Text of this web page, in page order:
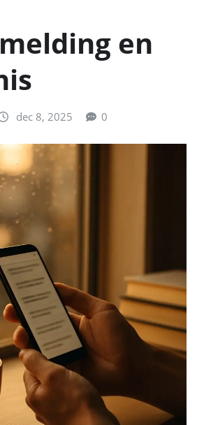
en
dec 8, 2025 0